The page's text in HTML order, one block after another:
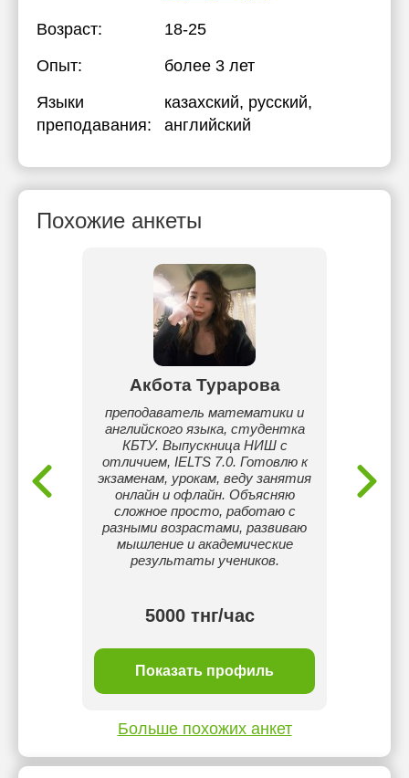
Возраст:
18-25
Опыт:
более 3 лет
Языки
преподавания:
казахский, русский,
английский
Похожие анкеты
ЕНТ,
Акбота Турарова
преподаватель математики и
английского языка, студентка
КБТУ. Выпускница НИШ с
отличием, IELTS 7.0. Готовлю к
экзаменам, урокам, веду занятия
онлайн и офлайн. Объясняю
сложное просто, работаю с
разными возрастами, развиваю
мышление и академические
результаты учеников.
5000 тнг/час
Показать профиль
Больше похожих анкет